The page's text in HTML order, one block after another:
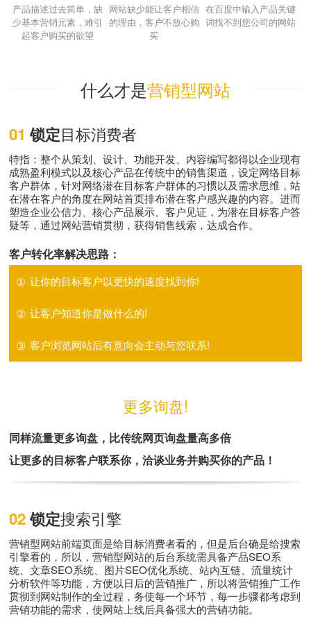
产品描述过去简单，缺
少基本营销元素，难引
起客户购买的欲望
网站缺少能让客户相信
的理由，客户不放心购
买
在百度中输入产品关键
词找不到您公司的网站
什么才是营销型网站
01锁定目标消费者
特指：整个从策划、设计、功能开发、内容编写都得以企业现有
成熟盈利模式以及核心产品在传统中的销售渠道，设定网络目标
客户群体，针对网络潜在目标客户群体的习惯以及需求思维，站
在潜在客户的角度在网站首页排布潜在客户感兴趣的内容。进而
塑造企业公信力、核心产品展示、客户见证，为潜在目标客户答
疑等，通过网站营销贯彻，获得销售线索，达成合作。
客户转化率解决思路：
① 让你的目标客户以更快的速度找到你!
② 让客户知道你是做什么的!
③ 客户浏览网站后有意向会主动与您联系!
更多询盘!
同样流量更多询盘，比传统网页询盘量高多倍
让更多的目标客户联系你，洽谈业务并购买你的产品！
02锁定搜索引擎
营销型网站前端页面是给目标消费者看的，但是后台确是给搜索
引擎看的，所以，营销型网站的后台系统需具备产品SEO系
统、文章SEO系统、图片SEO优化系统、站内互链、流量统计
分析软件等功能，方便以日后的营销推广，所以将营销推广工作
贯彻到网站制作的全过程，务使每一个环节，每一步骤都考虑到
营销功能的需求，使网站上线后具备强大的营销功能。